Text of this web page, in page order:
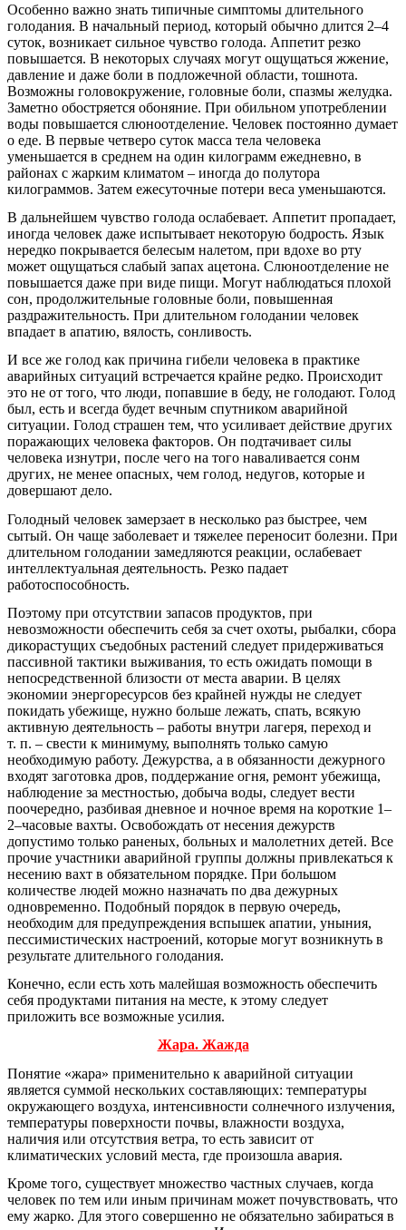
Особенно важно знать типичные симптомы длительного
голодания. В начальный период, который обычно длится 2–4
суток, возникает сильное чувство голода. Аппетит резко
повышается. В некоторых случаях могут ощущаться жжение,
давление и даже боли в подложечной области, тошнота.
Возможны головокружение, головные боли, спазмы желудка.
Заметно обостряется обоняние. При обильном употреблении
воды повышается слюноотделение. Человек постоянно думает
о еде. В первые четверо суток масса тела человека
уменьшается в среднем на один килограмм ежедневно, в
районах с жарким климатом – иногда до полутора
килограммов. Затем ежесуточные потери веса уменьшаются.
В дальнейшем чувство голода ослабевает. Аппетит пропадает,
иногда человек даже испытывает некоторую бодрость. Язык
нередко покрывается белесым налетом, при вдохе во рту
может ощущаться слабый запах ацетона. Слюноотделение не
повышается даже при виде пищи. Могут наблюдаться плохой
сон, продолжительные головные боли, повышенная
раздражительность. При длительном голодании человек
впадает в апатию, вялость, сонливость.
И все же голод как причина гибели человека в практике
аварийных ситуаций встречается крайне редко. Происходит
это не от того, что люди, попавшие в беду, не голодают. Голод
был, есть и всегда будет вечным спутником аварийной
ситуации. Голод страшен тем, что усиливает действие других
поражающих человека факторов. Он подтачивает силы
человека изнутри, после чего на того наваливается сонм
других, не менее опасных, чем голод, недугов, которые и
довершают дело.
Голодный человек замерзает в несколько раз быстрее, чем
сытый. Он чаще заболевает и тяжелее переносит болезни. При
длительном голодании замедляются реакции, ослабевает
интеллектуальная деятельность. Резко падает
работоспособность.
Поэтому при отсутствии запасов продуктов, при
невозможности обеспечить себя за счет охоты, рыбалки, сбора
дикорастущих съедобных растений следует придерживаться
пассивной тактики выживания, то есть ожидать помощи в
непосредственной близости от места аварии. В целях
экономии энергоресурсов без крайней нужды не следует
покидать убежище, нужно больше лежать, спать, всякую
активную деятельность – работы внутри лагеря, переход и
т. п. – свести к минимуму, выполнять только самую
необходимую работу. Дежурства, а в обязанности дежурного
входят заготовка дров, поддержание огня, ремонт убежища,
наблюдение за местностью, добыча воды, следует вести
поочередно, разбивая дневное и ночное время на короткие 1–
2–часовые вахты. Освобождать от несения дежурств
допустимо только раненых, больных и малолетних детей. Все
прочие участники аварийной группы должны привлекаться к
несению вахт в обязательном порядке. При большом
количестве людей можно назначать по два дежурных
одновременно. Подобный порядок в первую очередь,
необходим для предупреждения вспышек апатии, уныния,
пессимистических настроений, которые могут возникнуть в
результате длительного голодания.
Конечно, если есть хоть малейшая возможность обеспечить
себя продуктами питания на месте, к этому следует
приложить все возможные усилия.
Жара. Жажда
Понятие «жара» применительно к аварийной ситуации
является суммой нескольких составляющих: температуры
окружающего воздуха, интенсивности солнечного излучения,
температуры поверхности почвы, влажности воздуха,
наличия или отсутствия ветра, то есть зависит от
климатических условий места, где произошла авария.
Кроме того, существует множество частных случаев, когда
человек по тем или иным причинам может почувствовать, что
ему жарко. Для этого совершенно не обязательно забираться в